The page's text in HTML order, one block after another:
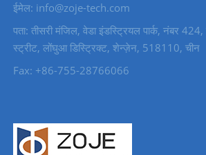
ईमेल: info@zoje-tech.com
पता: तीसरी मंजिल, वेडा इंडस्ट्रियल पार्क, नंबर
स्ट्रीट, लोंघुआ डिस्ट्रिक्ट, शेन्ज़ेन, 518110, चीन
Fax: +86-755-28766066